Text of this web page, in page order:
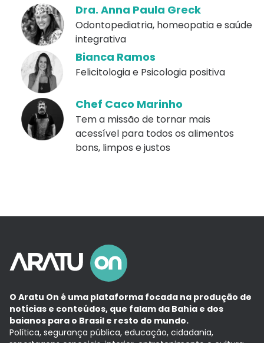
Dra. Anna Paula Greck
Odontopediatria, homeopatia e saúde
integrativa
Bianca Ramos
Felicitologia e Psicologia positiva
Chef Caco Marinho
Tem a missão de tornar mais
acessível para todos os alimentos
bons, limpos e justos
O Aratu On é uma plataforma focada na produção de
notícias e conteúdos, que falam da Bahia e dos
baianos para o Brasil e resto do mundo.
Política, segurança pública, educação, cidadania,